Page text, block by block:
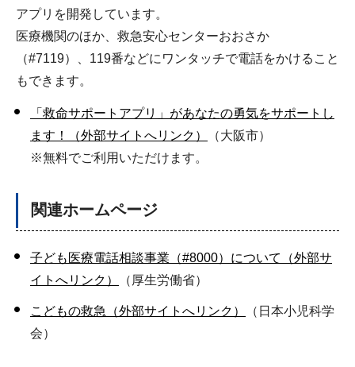
アプリを開発しています。
医療機関のほか、救急安心センターおおさか
（#7119）、119番などにワンタッチで電話をかけること
もできます。
「救命サポートアプリ」があなたの勇気をサポートし
ます！（外部サイトへリンク）
（大阪市）
※無料でご利用いただけます。
関連ホームページ
子ども医療電話相談事業（#8000）について（外部サ
イトへリンク）
（厚生労働省）
こどもの救急（外部サイトへリンク）
（日本小児科学
会）